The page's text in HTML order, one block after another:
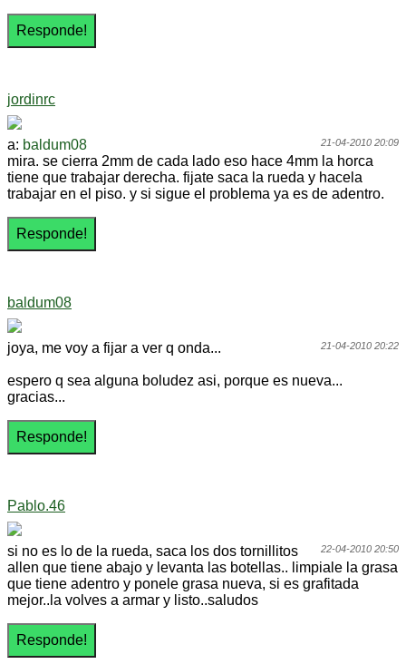
jordinrc
21-04-2010 20:09
a: baldum08
mira. se cierra 2mm de cada lado eso hace 4mm la horca
tiene que trabajar derecha. fijate saca la rueda y hacela
trabajar en el piso. y si sigue el problema ya es de adentro.
baldum08
21-04-2010 20:22
joya, me voy a fijar a ver q onda...
espero q sea alguna boludez asi, porque es nueva...
gracias...
Pablo.46
22-04-2010 20:50
si no es lo de la rueda, saca los dos tornillitos
allen que tiene abajo y levanta las botellas.. limpiale la grasa
que tiene adentro y ponele grasa nueva, si es grafitada
mejor..la volves a armar y listo..saludos